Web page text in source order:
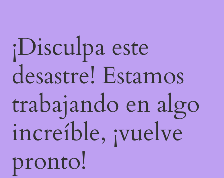
¡Disculpa este
desastre! Estamos
trabajando en algo
increíble, ¡vuelve
pronto!